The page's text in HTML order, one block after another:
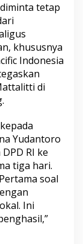
tetap
khususnya
Indonesia
di
Yudantoro
RI ke
tiga hari.
soal
Ini